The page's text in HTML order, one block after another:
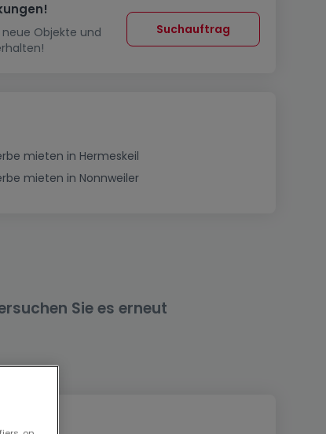
Objekte und
Suchauftrag
mieten in Hermeskeil
mieten in Nonnweiler
Sie es erneut